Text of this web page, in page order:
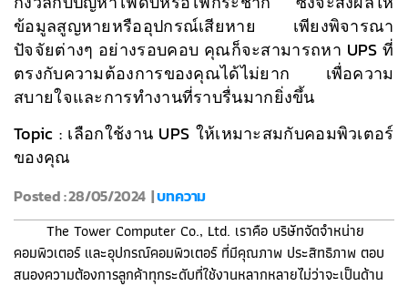
ข้อมูลสูญหายหรืออุปกรณ์เสียหาย เพียงพิจารณา
ปัจจัยต่างๆ อย่างรอบคอบ คุณก็จะสามารถหา UPS ที่
ตรงกับความต้องการของคุณได้ไม่ยาก เพื่อความ
สบายใจและการทำงานที่ราบรื่นมากยิ่งขึ้น
Topic : เลือกใช้งาน UPS ให้เหมาะสมกับคอมพิวเตอร์
ของคุณ
Posted : 28/05/2024 |บทความ
The Tower Computer Co., Ltd. เราคือ บริษัทจัดจำหน่าย
คอมพิวเตอร์ และอุปกรณ์คอมพิวเตอร์ ที่มีคุณภาพ ประสิทธิภาพ ตอบ
สนองความต้องการลูกค้าทุกระดับที่ใช้งานหลากหลายไม่ว่าจะเป็นด้าน